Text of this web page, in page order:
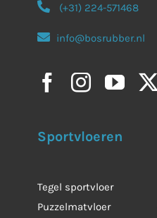
(+31) 224-571468
info@bosrubber.nl
Sportvloeren
Tegel sportvloer
Puzzelmatvloer